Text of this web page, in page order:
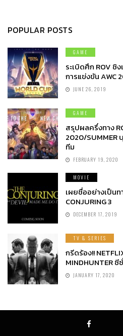
POPULAR POSTS
GAME
ระเบิดศึก ROV ชิ
การแข่งขัน AWC
JUNE 26, 2019
GAME
สรุปผลครึ่งทาง
2020/SUMMER
ทีม
FEBRUARY 19, 2020
MOVIE
เผยชื่ออย่างเป็นท
CONJURING 3
DECEMBER 17, 2019
TV & SERIES
กรีดร้อง!!
MINDHUNTER ซี
JANUARY 17, 2020